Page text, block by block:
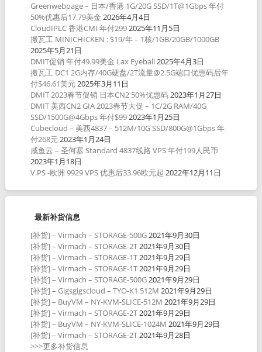
Greenwebpage – 日本/香港 1G/20G SSD/1T@1Gbps 年付
50%优惠后17.79美金 2026年4月4日
CloudIPLC 香港CMI 年付2992025年11月5日
搬瓦工 MINICHICKEN : $19/年 – 1核/1GB/20GB/1000GB
2025年5月21日
DMIT促销 年付49.99美金 Lax Eyeball 2025年4月3日
搬瓦工 DC1 2G内存/40G硬盘/2T流量@2.5G端口优惠码后年
付$46.61美元2025年3月11日
DMIT 2023春节促销 日本CN2 50%优惠码2023年1月27日
DMIT 美西CN2 GIA 2023春节大促 – 1C/2G RAM/40G
SSD/1500G@4Gbps 年付$992023年1月25日
Cubecloud – 美西4837 – 512M/10G SSD/800G@1Gbps 年
付268元2023年1月24日
咸鱼云 – 圣何塞 Standard 4837线路 VPS 年付199人民币
2023年1月18日
V.PS -欧洲 9929 VPS 优惠后33.96欧元起 2022年12月11日
最新补货信息
[补货] – Virmach – STORAGE-500G2021年9月30日
[补货] – Virmach – STORAGE-2T2021年9月30日
[补货] – Virmach – STORAGE-1T2021年9月29日
[补货] – Virmach – STORAGE-1T2021年9月29日
[补货] – Virmach – STORAGE-500G2021年9月29日
[补货] – Gigsgigscloud – TYO-K1 512M 2021年9月29日
[补货] – BuyVM – NY-KVM-SLICE-512M 2021年9月29日
[补货] – Virmach – STORAGE-2T2021年9月29日
[补货] – BuyVM – NY-KVM-SLICE-1024M 2021年9月29日
[补货] – Virmach – STORAGE-2T2021年9月28日
>>>更多补货信息